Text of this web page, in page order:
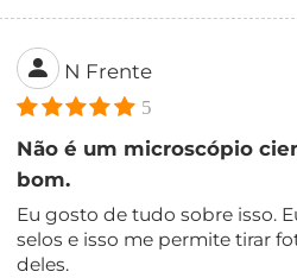
N Frente
5
Não é um microscópio
bom.
Eu gosto de tudo sobre isso.
selos e isso me permite tirar
deles.